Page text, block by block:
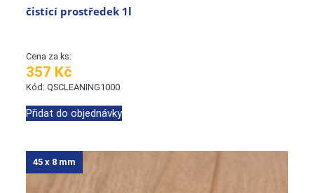
čistící prostředek 1l
Cena za ks:
357 Kč
Kód: QSCLEANING1000
Přidat do objednávky
45 x 8 mm